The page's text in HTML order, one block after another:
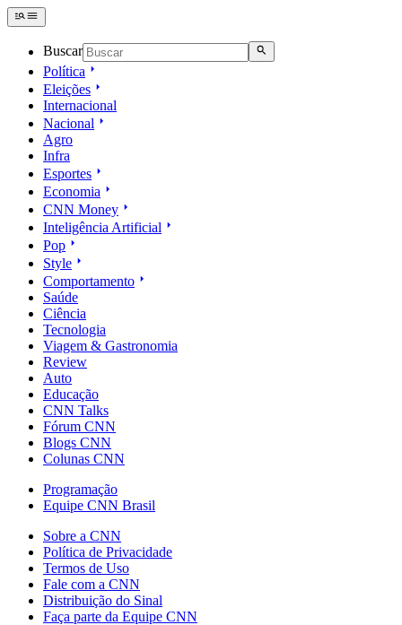
Buscar
Política
Eleições
Internacional
Nacional
Agro
Infra
Esportes
Economia
CNN Money
Inteligência Artificial
Pop
Style
Comportamento
Saúde
Ciência
Tecnologia
Viagem & Gastronomia
Review
Auto
Educação
CNN Talks
Fórum CNN
Blogs CNN
Colunas CNN
Programação
Equipe CNN Brasil
Sobre a CNN
Política de Privacidade
Termos de Uso
Fale com a CNN
Distribuição do Sinal
Faça parte da Equipe CNN